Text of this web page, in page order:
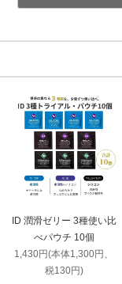
ID 潤滑ゼリー 3種使い比
べパウチ 10個
1,430円(本体1,300円、
税130円)